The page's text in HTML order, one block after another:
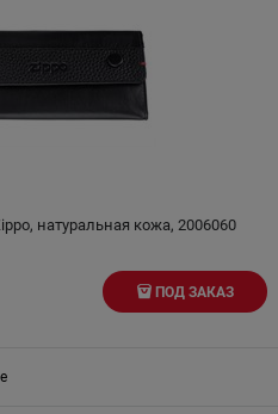
натуральная кожа, 2006060
ПОД ЗАКАЗ